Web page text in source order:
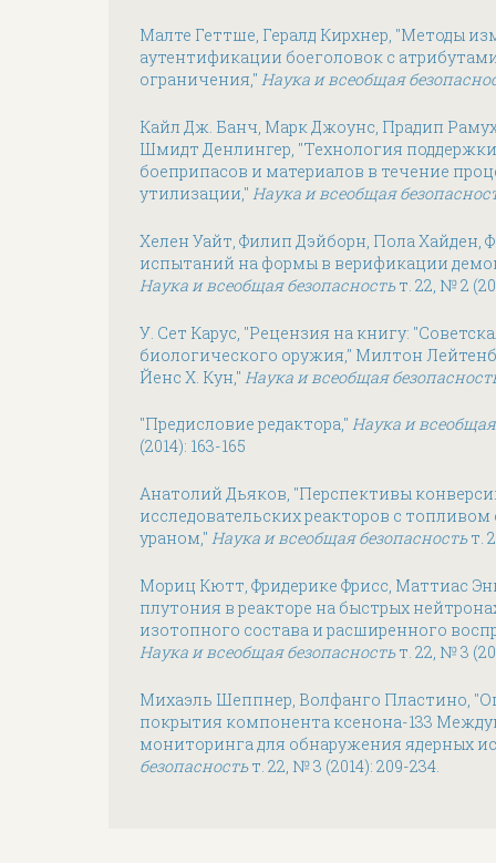
Малте Геттше, Гералд Кирхнер, "Методы
аутентификации боеголовок с
ограничения," Наука и всеобщая
Кайл Дж. Банч, Марк Джоунс, Прадип
Шмидт Денлингер, "Технология
боеприпасов и материалов в течение
утилизации," Наука и всеобщая
Хелен Уайт, Филип Дэйборн, Пола Хайден,
испытаний на формы в верификации
Наука и всеобщая безопасностьт. 22, № 2
У. Сет Карус, "Рецензия на книгу:
биологического оружия," Милтон
Йенс Х. Кун," Наука и всеобщая
"Предисловие редактора," Наука и
(2014): 163-165
Анатолий Дьяков, "Перспективы
исследовательских реакторов с
ураном," Наука и всеобщая безопасностьт.
Мориц Кютт, Фридерике Фрисс, Маттиас
плутония в реакторе на быстрых
изотопного состава и расширенного
Наука и всеобщая безопасностьт. 22, № 3
Михаэль Шеппнер, Волфанго Пластино,
покрытия компонента ксенона-133
мониторинга для обнаружения ядерных
безопасностьт. 22, № 3 (2014): 209-234.